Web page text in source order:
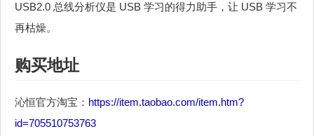
USB2.0 总线分析仪是 USB 学习的得力助手，让 USB 学习不
再枯燥。
购买地址
沁恒官方淘宝： https://item.taobao.com/item.htm?
id=705510753763